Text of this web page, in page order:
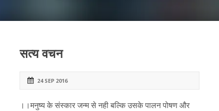
सत्य वचन
24 SEP 2016
।।मनुष्य के संस्कार जन्म से नही बल्कि उसके पालन पोषण और